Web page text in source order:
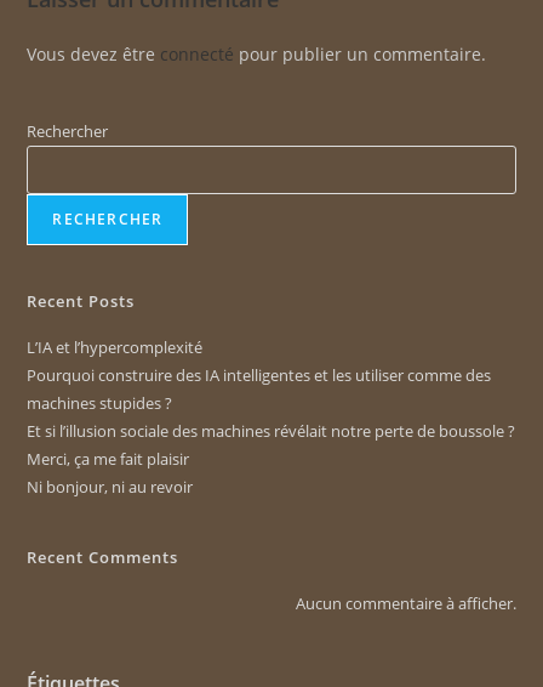
Vous devez être connecté pour publier un commentaire.
Rechercher
RECHERCHER
Recent Posts
L’IA et l’hypercomplexité
Pourquoi construire des IA intelligentes et les utiliser comme des
machines stupides ?
Et si l’illusion sociale des machines révélait notre perte de boussole ?
Merci, ça me fait plaisir
Ni bonjour, ni au revoir
Recent Comments
Aucun commentaire à afficher.